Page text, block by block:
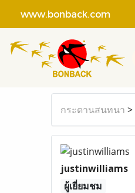
www.bonback.com
กระดานสนทนา >
justinwilliams
ผู้เยี่ยมชม